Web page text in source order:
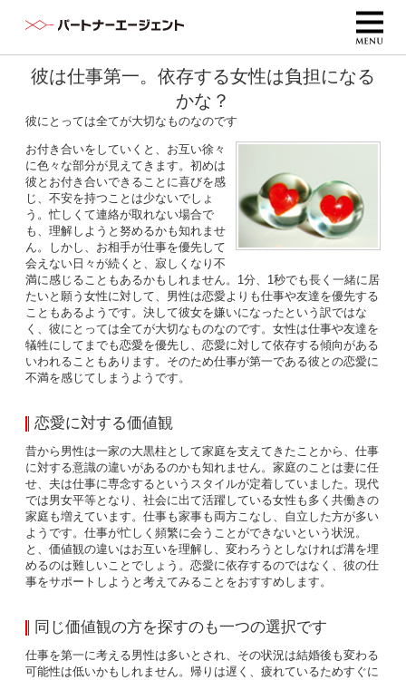
彼は仕事第一。依存する女性は負担になる
かな？
彼にとっては全てが大切なものなのです
お付き合いをしていくと、お互い徐々
に色々な部分が見えてきます。初めは
彼とお付き合いできることに喜びを感
じ、不安を持つことは少ないでしょ
う。忙しくて連絡が取れない場合で
も、理解しようと努めるかも知れませ
ん。しかし、お相手が仕事を優先して
会えない日々が続くと、寂しくなり不
満に感じることもあるかもしれません。1分、1秒でも長く一緒に居
たいと願う女性に対して、男性は恋愛よりも仕事や友達を優先する
こともあるようです。決して彼女を嫌いになったという訳ではな
く、彼にとっては全てが大切なものなのです。女性は仕事や友達を
犠牲にしてまでも恋愛を優先し、恋愛に対して依存する傾向がある
いわれることもあります。そのため仕事が第一である彼との恋愛に
不満を感じてしまうようです。
恋愛に対する価値観
昔から男性は一家の大黒柱として家庭を支えてきたことから、仕事
に対する意識の違いがあるのかも知れません。家庭のことは妻に任
せ、夫は仕事に専念するというスタイルが定着していました。現代
では男女平等となり、社会に出て活躍している女性も多く共働きの
家庭も増えています。仕事も家事も両方こなし、自立した方が多い
ようです。仕事が忙しく頻繁に会うことができないという状況。
と、価値観の違いはお互いを理解し、変わろうとしなければ溝を埋
めるのは難しいことでしょう。恋愛に依存するのではなく、彼の仕
事をサポートしようと考えてみることをおすすめします。
同じ価値観の方を探すのも一つの選択です
仕事を第一に考える男性は多いとされ、その状況は結婚後も変わる
可能性は低いかもしれません。帰りは遅く、疲れているためすぐに